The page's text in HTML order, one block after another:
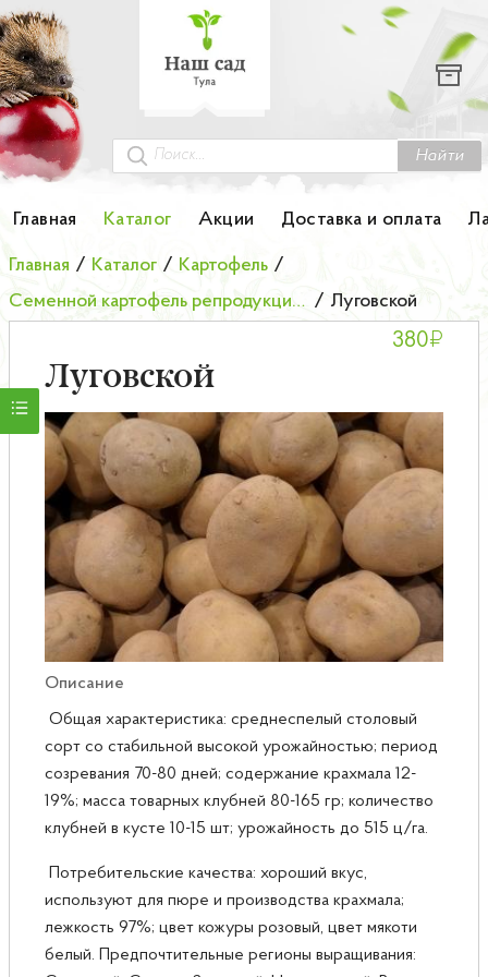
Найти
Главная Каталог Акции Доставка и оплата
Каталог
Гортензии
Грунты
Колоновидные деревья
Лук-севок
Малина
Мини-деревья
НОВИНКА Английские и Японские розы
Саженцы плодовые
Сирень
Главная / Каталог / Картофель /
Семенной картофель репродукции элита / Луговской
Луговской
380₽
Описание
Общая характеристика: среднеспелый столовый
сорт со стабильной высокой урожайностью; период
созревания 70-80 дней; содержание крахмала 12-
19%; масса товарных клубней 80-165 гр; количество
клубней в кусте 10-15 шт; урожайность до 515 ц/га.
Потребительские качества: хороший вкус,
используют для пюре и производства крахмала;
лежкость 97%; цвет кожуры розовый, цвет мякоти
белый. Предпочтительные регионы выращивания: